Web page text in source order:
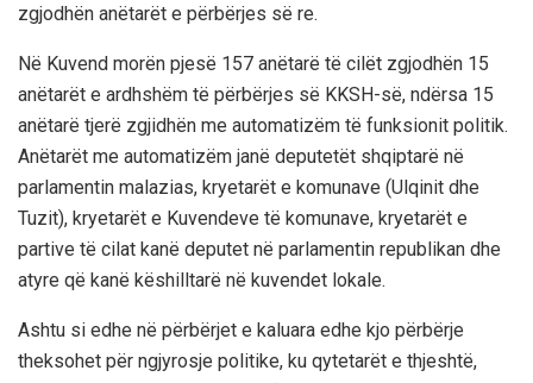
zgjodhën anëtarët e përbërjes së re.
Në Kuvend morën pjesë 157 anëtarë të cilët zgjodhën 15
anëtarët e ardhshëm të përbërjes së KKSH-së, ndërsa 15
anëtarë tjerë zgjidhën me automatizëm të funksionit politik.
Anëtarët me automatizëm janë deputetët shqiptarë në
parlamentin malazias, kryetarët e komunave (Ulqinit dhe
Tuzit), kryetarët e Kuvendeve të komunave, kryetarët e
partive të cilat kanë deputet në parlamentin republikan dhe
atyre që kanë këshilltarë në kuvendet lokale.
Ashtu si edhe në përbërjet e kaluara edhe kjo përbërje
theksohet për ngjyrosje politike, ku qytetarët e thjeshtë,